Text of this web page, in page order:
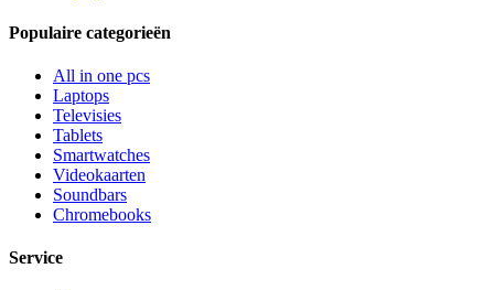
Populaire categorieën
All in one pcs
Laptops
Televisies
Tablets
Smartwatches
Videokaarten
Soundbars
Chromebooks
Service